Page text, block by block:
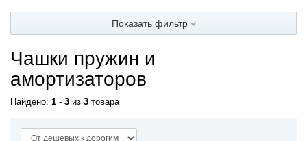
Показать фильтр
Чашки пружин и
амортизаторов
Найдено: 1 - 3 из 3 товара